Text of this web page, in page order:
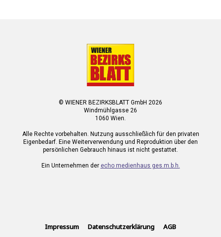
© WIENER BEZIRKSBLATT GmbH 2026
Windmühlgasse 26
1060 Wien.
Alle Rechte vorbehalten. Nutzung ausschließlich für den privaten
Eigenbedarf. Eine Weiterverwendung und Reproduktion über den
persönlichen Gebrauch hinaus ist nicht gestattet.
Ein Unternehmen der echo medienhaus ges.m.b.h.
Impressum Datenschutzerklärung AGB